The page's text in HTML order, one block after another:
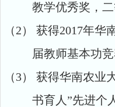
教学优秀奖 ，
（2） 获得2017年华
届教师基本功
（3） 获得华南农业
书育人”先进个